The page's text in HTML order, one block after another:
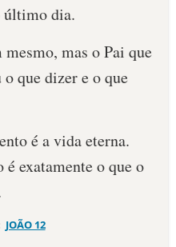
último dia.
mas o Pai que
que dizer e o que
é a vida eterna.
exatamente o que o
JOÃO 12